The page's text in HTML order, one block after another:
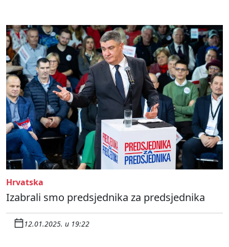
Hrvatska
Izabrali smo predsjednika za predsjednika
12.01.2025. u 19:22